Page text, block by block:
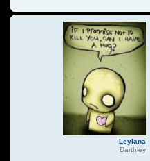
Leylana
Darthley